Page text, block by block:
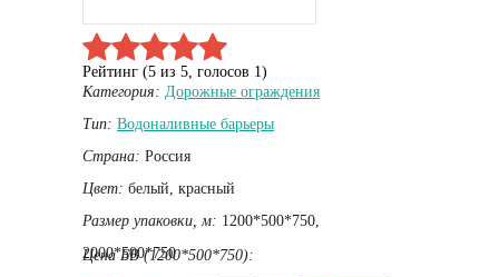
Рейтинг (5 из 5, голосов 1)
Категория: Дорожные ограждения
Тип: Водоналивные барьеры
Страна: Россия
Цвет: белый, красный
Размер упаковки, м: 1200*500*750,
2000*500*750
Цена БВ (1200*500*750):